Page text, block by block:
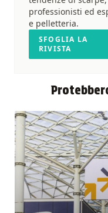
professionisti ed
e pelletteria.
SFOGLIA LA
RIVISTA